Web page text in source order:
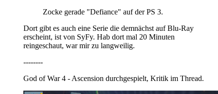
Zocke gerade "Defiance" auf der PS 3.
Dort gibt es auch eine Serie die demnächst auf Blu-Ray
erscheint, ist von SyFy. Hab dort mal 20 Minuten
reingeschaut, war mir zu langweilig.
--------
God of War 4 - Ascension durchgespielt, Kritik im Thread.